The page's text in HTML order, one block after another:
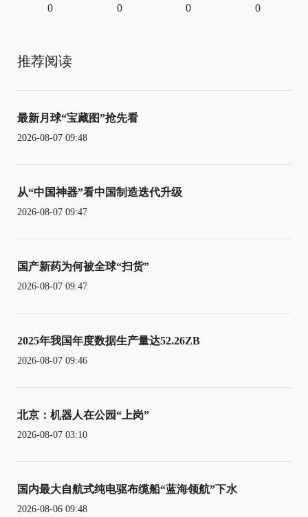
0 0 0 0
推荐阅读
最新月球“宝藏图”抢先看
2026-08-07 09:48
从“中国神器”看中国制造迭代升级
2026-08-07 09:47
国产新药为何被全球“扫货”
2026-08-07 09:47
2025年我国年度数据生产量达52.26ZB
2026-08-07 09:46
北京：机器人在公园“上岗”
2026-08-07 03:10
国内最大自航式纯电驱布缆船“蓝海领航”下水
2026-08-06 09:48